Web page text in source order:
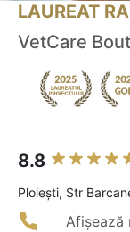
LAUREAT
VetCare
8.8
Ploieşti, Str
Afișează